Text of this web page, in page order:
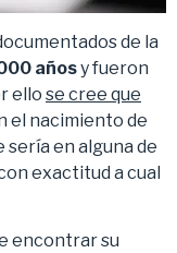
de la
añosy fueron
ello se cree que
el nacimiento de
sería en alguna de
exactitud a cual
encontrar su